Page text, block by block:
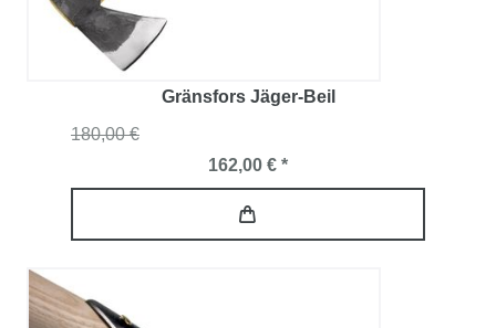
Gränsfors Jäger-Beil
180,00 €
162,00 € *